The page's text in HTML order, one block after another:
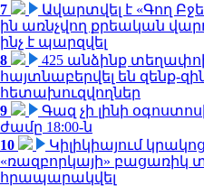
7
Ավարտվել է «Գող
ին առնչվող քրեական
ինչ է պարզվել
8
425 անձինք
հայտնաբերվել են զենք-
հետախուզվողներ
9
Գազ չի լինի
ժամը 18:00-ն
10
Կիլիկիայում
«ռազբորկայի» բացառիկ
հրապարակվել